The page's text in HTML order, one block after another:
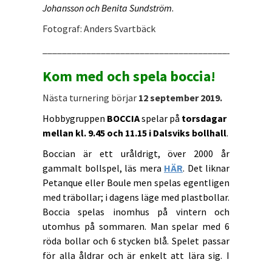
Johansson och Benita Sundström.
Fotograf: Anders Svartbäck
Kom med och spela boccia!
Nästa turnering börjar 12 september 2019.
Hobbygruppen BOCCIAspelar på torsdagar
mellan kl. 9.45 och 11.15 i Dalsviks bollhall.
Boccian är ett uråldrigt, över 2000 år
gammalt bollspel, läs mera HÄR. Det liknar
Petanque eller Boule men spelas egentligen
med träbollar; i dagens läge med plastbollar.
Boccia spelas inomhus på vintern och
utomhus på sommaren. Man spelar med 6
röda bollar och 6 stycken blå.Spelet passar
för alla åldrar och är enkelt att lära sig. I